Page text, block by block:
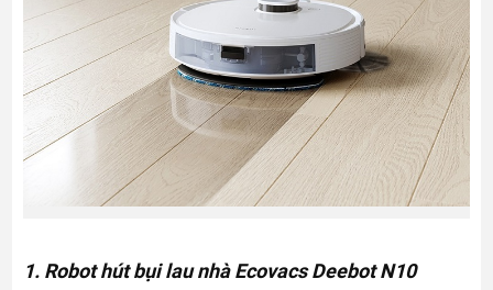
1. Robot hút bụi lau nhà Ecovacs Deebot N10